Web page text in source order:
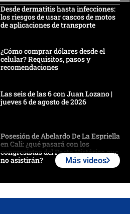
Desde dermatitis hasta infecciones:
los riesgos de usar cascos de motos
de aplicaciones de transporte
¿Cómo comprar dólares desde el
celular? Requisitos, pasos y
recomendaciones
Las seis de las 6 con Juan Lozano |
jueves 6 de agosto de 2026
Posesión de Abelardo De La Espriella
en Cali: ¿qué pasará con los
congresistas del Pacto Histórico que
no asistirán?
Más videos